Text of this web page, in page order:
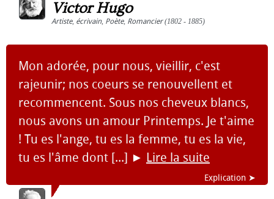
Victor Hugo
Artiste, écrivain, Poète, Romancier(1802 - 1885)
Mon adorée, pour nous, vieillir, c'est
rajeunir; nos coeurs se renouvellent et
recommencent. Sous nos cheveux blancs,
nous avons un amour Printemps. Je t'aime
! Tu es l'ange, tu es la femme, tu es la vie,
tu es l'âme dont [...] ► Lire la suite
Explication ➤